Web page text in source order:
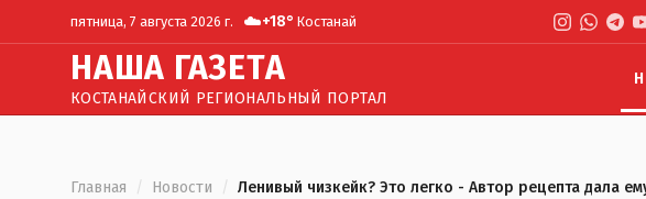
пятница, 7 августа 2026 г. ☁️+18° Костанай
НАША ГАЗЕТА
КОСТАНАЙСКИЙ РЕГИОНАЛЬНЫЙ ПОРТАЛ
Главная / Новости / Ленивый чизкейк? Это легко - Автор рецепта дала